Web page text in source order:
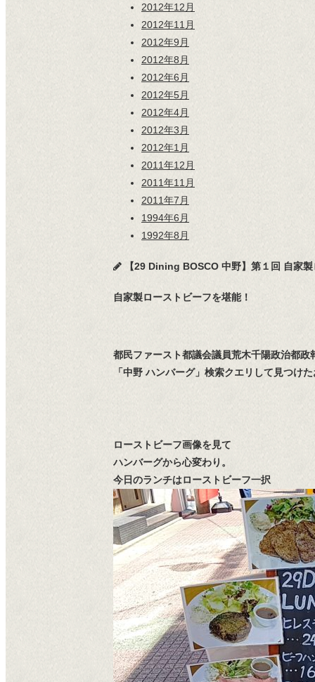
2012年12月
2012年11月
2012年9月
2012年8月
2012年6月
2012年5月
2012年4月
2012年3月
2012年1月
2011年12月
2011年11月
2011年7月
1994年6月
1992年8月
【29 Dining BOSCO 中野】第１回 自家
自家製ローストビーフを堪能！
都民ファースト都議会議員荒木千陽政治都政
「中野 ハンバーグ」検索クエリして見つけ
ローストビーフ画像を見て
ハンバーグから心変わり。
今日のランチはローストビーフ一択